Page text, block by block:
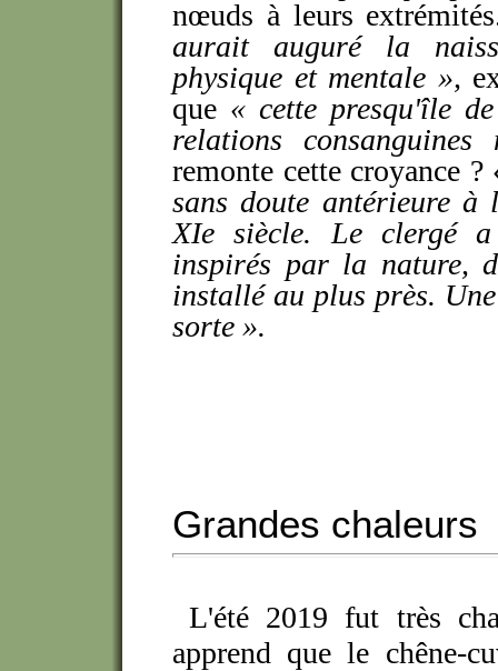
nœuds à leurs
aurait auguré la
physique et mentale »,
que « cette presqu'île
relations
remonte cette croyance ?
sans doute antérieure
XIe siècle. Le clergé
inspirés par la nature,
installé au plus près.
sorte ».
Grandes chaleurs
L'été 2019 fut très
apprend que le chêne-